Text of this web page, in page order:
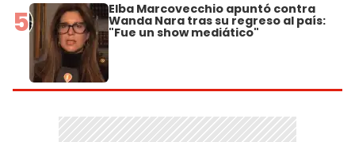
5 Elba Marcovecchio apuntó contra
Wanda Nara tras su regreso al país:
"Fue un show mediático"